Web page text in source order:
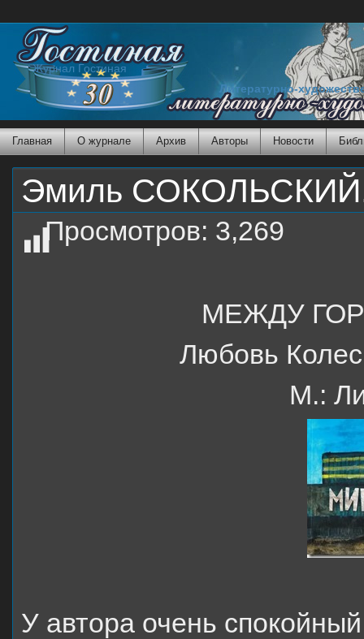
Журнал Гостиная
Литературно-
Главная О журнале Архив Авторы Новости
Эмиль СОКОЛЬСКИЙ.
Просмотров: 3,269
МЕЖДУ
Любовь
М.:
У автора очень